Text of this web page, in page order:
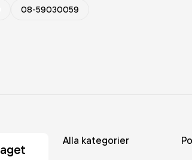
08-59030059
Alla kategorier